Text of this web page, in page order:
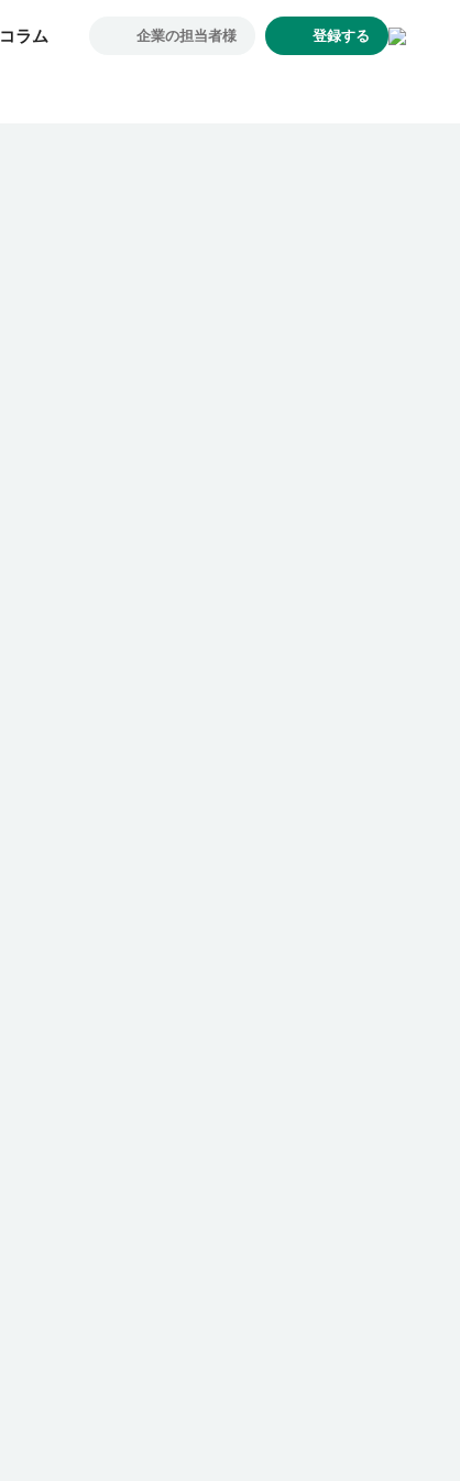
コラム 企業の担当者様 登録する
コラム 企業の担当者様 登録する